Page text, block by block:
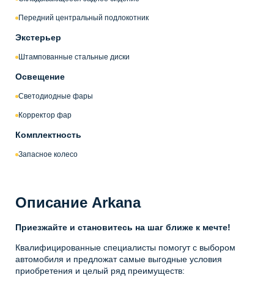
Передний центральный подлокотник
Экстерьер
Штампованные стальные диски
Освещение
Светодиодные фары
Корректор фар
Комплектность
Запасное колесо
Описание Arkana
Приезжайте и становитесь на шаг ближе к мечте!
Квалифицированные специалисты помогут с выбором
автомобиля и предложат самые выгодные условия
приобретения и целый ряд преимуществ: